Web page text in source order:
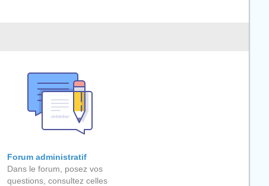
Forum administratif
Dans le forum, posez vos
questions, consultez celles